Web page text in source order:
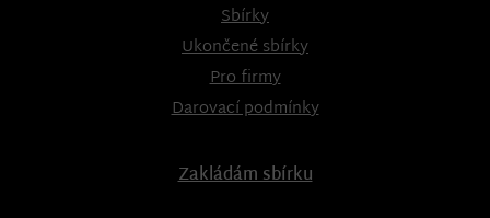
Sbírky
Ukončené sbírky
Pro firmy
Darovací podmínky
Zakládám sbírku